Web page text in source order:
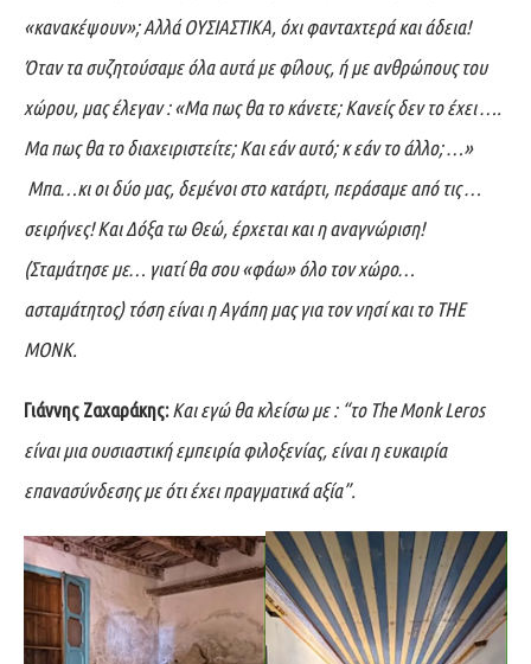
«κανακέψουν»; Αλλά ΟΥΣΙΑΣΤΙΚΑ, όχι φανταχτερά και άδεια!
Όταν τα συζητούσαμε όλα αυτά με φίλους, ή με ανθρώπους του
χώρου, μας έλεγαν : «Μα πως θα το κάνετε; Κανείς δεν το έχει ….
Μα πως θα το διαχειριστείτε; Και εάν αυτό; κ εάν το άλλο; …»
Μπα…κι οι δύο μας, δεμένοι στο κατάρτι, περάσαμε από τις …
σειρήνες! Και Δόξα τω Θεώ, έρχεται και η αναγνώριση!
(Σταμάτησε με… γιατί θα σου «φάω» όλο τον χώρο…
ασταμάτητος) τόση είναι η Αγάπη μας για τον νησί και το ΤΗΕ
ΜΟΝΚ.
Γιάννης Ζαχαράκης: Και εγώ θα κλείσω με : “το The Monk Leros
είναι μια ουσιαστική εμπειρία φιλοξενίας, είναι η ευκαιρία
επανασύνδεσης με ότι έχει πραγματικά αξία”.